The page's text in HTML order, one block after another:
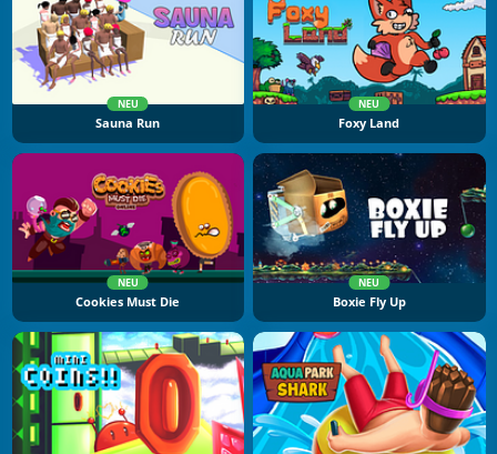
NEU
Sauna Run
NEU
Foxy Land
NEU
Cookies Must Die
NEU
Boxie Fly Up